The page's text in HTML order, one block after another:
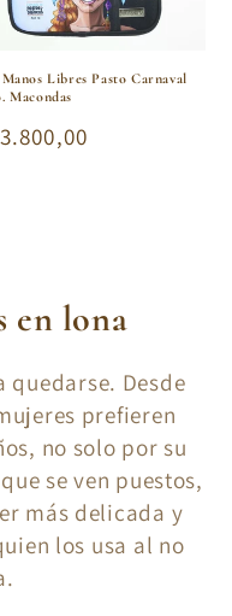
Libres Pasto Carnaval
Macondas
en lona
quedarse. Desde
prefieren
no solo por su
se ven puestos,
más delicada y
los usa al no